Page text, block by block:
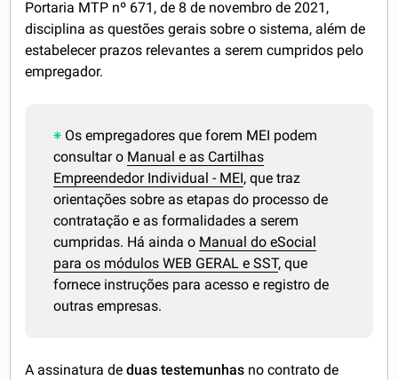
Portaria MTP nº 671, de 8 de novembro de 2021,
disciplina as questões gerais sobre o sistema, além de
estabelecer prazos relevantes a serem cumpridos pelo
empregador.
Os empregadores que forem MEI podem
consultar o Manual e as Cartilhas
Empreendedor Individual - MEI, que traz
orientações sobre as etapas do processo de
contratação e as formalidades a serem
cumpridas. Há ainda o Manual do eSocial
para os módulos WEB GERAL e SST, que
fornece instruções para acesso e registro de
outras empresas.
A assinatura deduas testemunhas no contrato de